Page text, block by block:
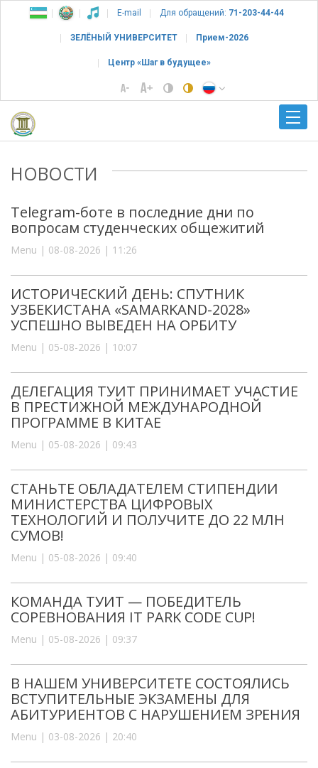
E-mail Для обращений: 71-203-44-44
ЗЕЛЁНЫЙ УНИВЕРСИТЕТ Прием-2026
Центр «Шаг в будущее»
НОВОСТИ
Telegram-боте в последние дни по
вопросам студенческих общежитий
Menu | 08-08-2026 | 11:26
ИСТОРИЧЕСКИЙ ДЕНЬ: СПУТНИК
УЗБЕКИСТАНА «SAMARKAND-2028»
УСПЕШНО ВЫВЕДЕН НА ОРБИТУ
Menu | 05-08-2026 | 10:07
ДЕЛЕГАЦИЯ ТУИТ ПРИНИМАЕТ УЧАСТИЕ
В ПРЕСТИЖНОЙ МЕЖДУНАРОДНОЙ
ПРОГРАММЕ В КИТАЕ
Menu | 05-08-2026 | 09:43
СТАНЬТЕ ОБЛАДАТЕЛЕМ СТИПЕНДИИ
МИНИСТЕРСТВА ЦИФРОВЫХ
ТЕХНОЛОГИЙ И ПОЛУЧИТЕ ДО 22 МЛН
СУМОВ!
Menu | 05-08-2026 | 09:40
КОМАНДА ТУИТ — ПОБЕДИТЕЛЬ
СОРЕВНОВАНИЯ IT PARK CODE CUP!
Menu | 05-08-2026 | 09:37
В НАШЕМ УНИВЕРСИТЕТЕ СОСТОЯЛИСЬ
ВСТУПИТЕЛЬНЫЕ ЭКЗАМЕНЫ ДЛЯ
АБИТУРИЕНТОВ С НАРУШЕНИЕМ ЗРЕНИЯ
Menu | 03-08-2026 | 20:40